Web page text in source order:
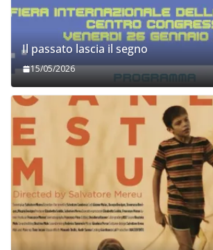
Il passato lascia il segno
15/05/2026